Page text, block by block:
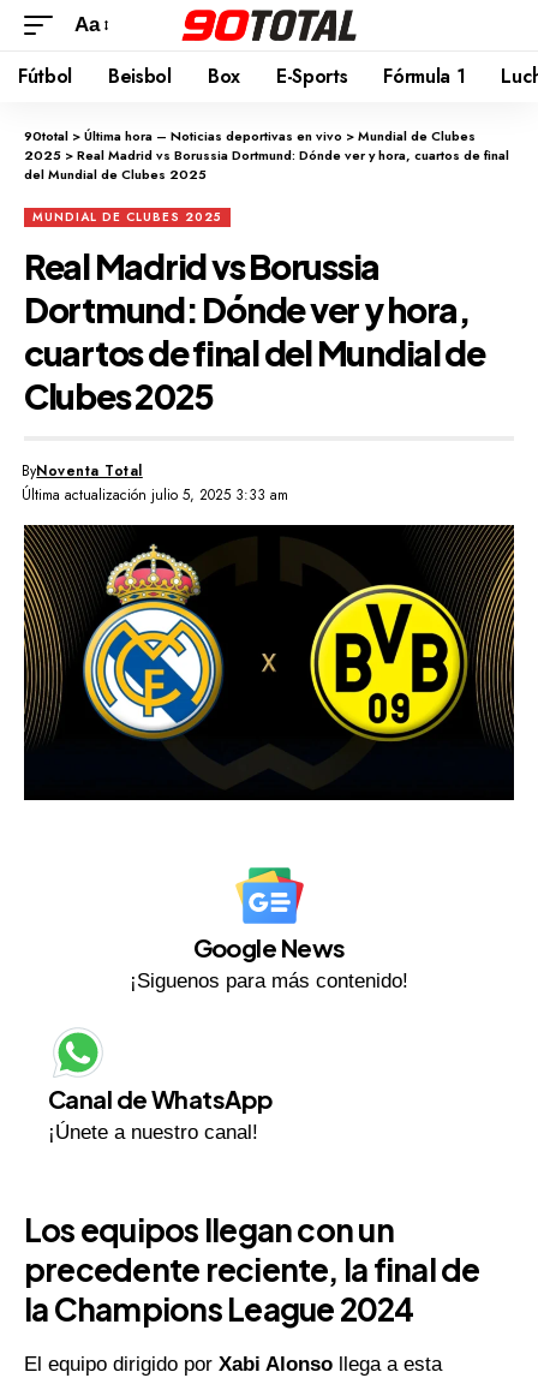
Aa
Fútbol Beisbol Box E-Sports Fórmula 1
90total >Última hora – Noticias deportivas en vivo >Mundial de Clubes
2025 >Real Madrid vs Borussia Dortmund: Dónde ver y hora, cuartos de final
del Mundial de Clubes 2025
MUNDIAL DE CLUBES 2025
Real Madrid vs Borussia
Dortmund: Dónde ver y hora,
cuartos de final del Mundial de
Clubes 2025
Última actualización julio 5, 2025 3:33 am
ByNoventa Total
Google News
¡Siguenos para más contenido!
Canal de WhatsApp
¡Únete a nuestro canal!
Los equipos llegan con un
precedente reciente, la final de
laChampions League 2024
El equipo dirigido por Xabi Alonso llega a esta